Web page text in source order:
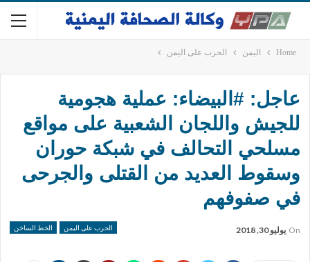
Home اليمن الحرب على اليمن
عاجل: #البيضاء: عملية هجومية
للجيش واللجان الشعبية على مواقع
مسلحي التحالف في شبكة حوران
وسقوط العديد من القتلى والجرحى
في صفوفهم
الحرب على اليمن الخط الساخن On يوليو 30, 2018